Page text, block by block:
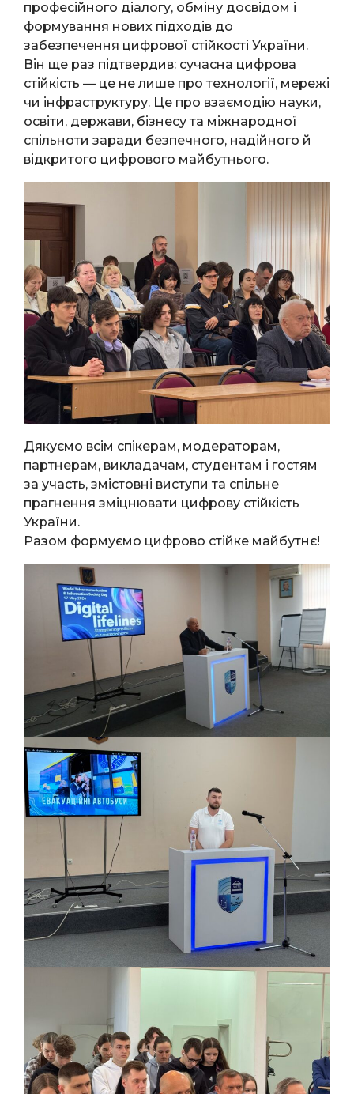
професійного діалогу, обміну досвідом і
формування нових підходів до
забезпечення цифрової стійкості України.
Він ще раз підтвердив: сучасна цифрова
стійкість — це не лише про технології, мережі
чи інфраструктуру. Це про взаємодію науки,
освіти, держави, бізнесу та міжнародної
спільноти заради безпечного, надійного й
відкритого цифрового майбутнього.
Дякуємо всім спікерам, модераторам,
партнерам, викладачам, студентам і гостям
за участь, змістовні виступи та спільне
прагнення зміцнювати цифрову стійкість
України.
Разом формуємо цифрово стійке майбутнє!